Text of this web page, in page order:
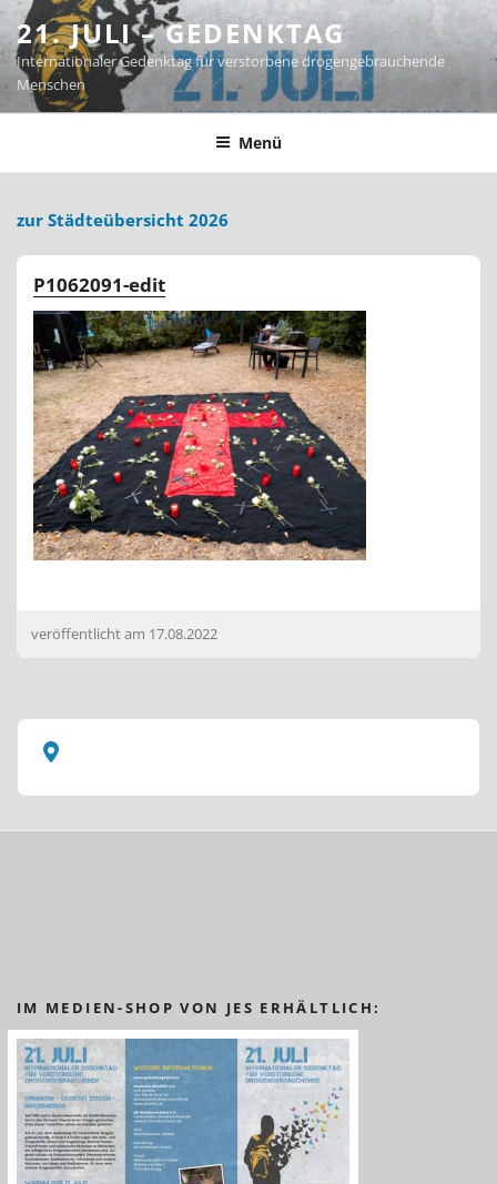
Zum
Inhalt
springen
21. JULI – GEDENKTAG
Internationaler Gedenktag für verstorbene drogengebrauchende
Menschen
Menü
zur Städteübersicht 2026
P1062091-edit
veröffentlicht am 17.08.2022
IM MEDIEN-SHOP VON JES ERHÄLTLICH: